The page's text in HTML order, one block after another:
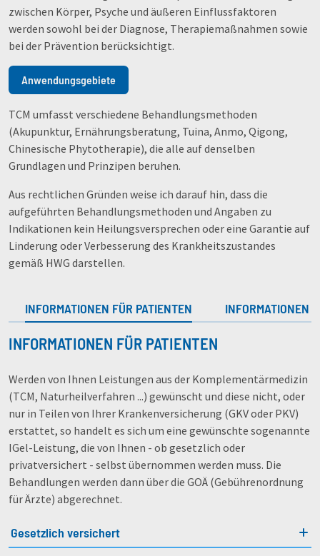
zwischen Körper, Psyche und äußeren Einflussfaktoren
werden sowohl bei der Diagnose, Therapiemaßnahmen sowie
bei der Prävention berücksichtigt.
Anwendungsgebiete
TCM umfasst verschiedene Behandlungsmethoden
(Akupunktur, Ernährungsberatung, Tuina, Anmo, Qigong,
Chinesische Phytotherapie), die alle auf denselben
Grundlagen und Prinzipen beruhen.
Aus rechtlichen Gründen weise ich darauf hin, dass die
aufgeführten Behandlungsmethoden und Angaben zu
Indikationen kein Heilungsversprechen oder eine Garantie auf
Linderung oder Verbesserung des Krankheitszustandes
gemäß HWG darstellen.
INFORMATIONEN FÜR PATIENTEN INFORMATIONEN
INFORMATIONEN FÜR PATIENTEN
Werden von Ihnen Leistungen aus der Komplementärmedizin
(TCM, Naturheilverfahren ...) gewünscht und diese nicht, oder
nur in Teilen von Ihrer Krankenversicherung (GKV oder PKV)
erstattet, so handelt es sich um eine gewünschte sogenannte
IGel-Leistung, die von Ihnen - ob gesetzlich oder
privatversichert - selbst übernommen werden muss. Die
Behandlungen werden dann über die GOÄ (Gebührenordnung
für Ärzte) abgerechnet.
Gesetzlich versichert